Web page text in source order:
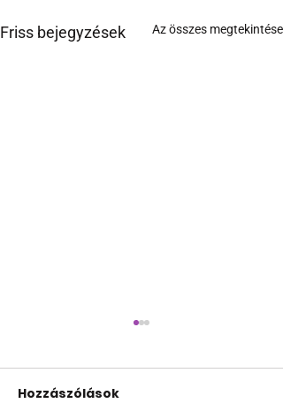
Friss bejegyzések Az összes megtekintése
Hozzászólások